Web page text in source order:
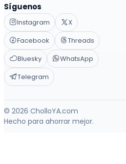
Síguenos
Instagram
X
Facebook
Threads
Bluesky
WhatsApp
Telegram
© 2026 CholloYA.com
Hecho para ahorrar mejor.